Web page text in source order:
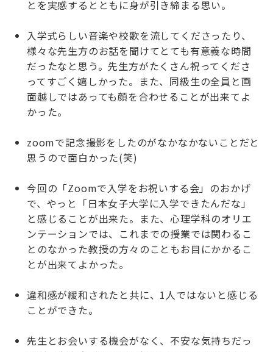
とを実感するとともに身が引き締まる思い。
入学式らしい音楽や校歌を流してくださったり、
様々な先生方のお話を聞けてとても有意義な時間
だったなと思う。先生方がたくさん祝ってくださ
ってすごく嬉しかった。また、同級生の全員と画
面越しではあっても顔を合わせることが出来てよ
かった。
zoomで記念撮影をしたのがなかなかないことだと
思うので面白かった(笑)
今回の「Zoomで入学をお祝いする会」のおかげ
で、やっと「日本女子大学に入学できたんだな」
と感じることが出来た。また、心理学科のオリエ
ンテーションでは、これまでの授業では関わるこ
とのなかった教授の方々のこともお目にかかるこ
とが出来てよかった。
違和感が緩和されたと共に、1人ではないと感じる
ことができた。
先生とお会いする機会がなく、不安な気持ちだっ